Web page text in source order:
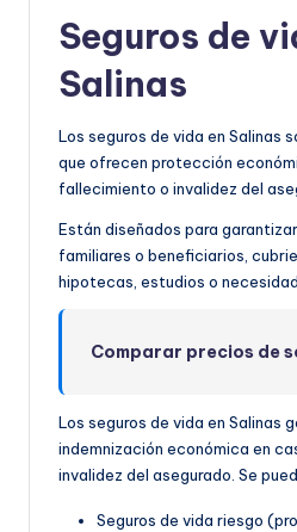
Seguros de
Salinas
Los seguros de vida en Salinas
que ofrecen protección
fallecimiento o invalidez del
Están diseñados para
familiares o beneficiarios,
hipotecas, estudios o
Comparar precios de
Los seguros de vida en Salinas
indemnización económica en
invalidez del asegurado. Se
Seguros de vida riesgo